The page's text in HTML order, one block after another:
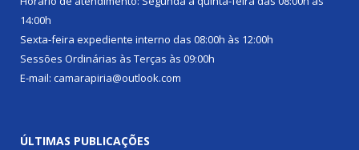
14:00h
Sexta-feira expediente interno das 08:00h às 12:00h
Sessões Ordinárias às Terças às 09:00h
E-mail: camarapiria@outlook.com
ÚLTIMAS PUBLICAÇÕES